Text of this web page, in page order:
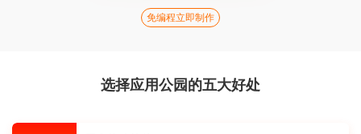
免编程立即制作
选择应用公园的五大好处